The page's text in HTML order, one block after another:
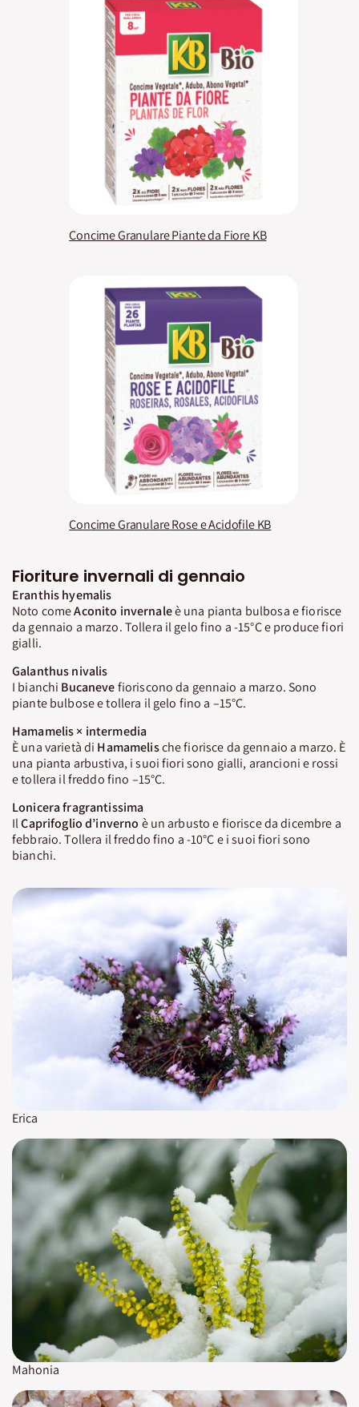
Concime Granulare Piante da Fiore KB
Concime Granulare Rose e Acidofile KB
Fioriture invernali di gennaio
Eranthis hyemalis
Noto comeAconito invernaleè una pianta bulbosa e fiorisce
da gennaio a marzo. Tollera il gelo fino a -15°C e produce fiori
gialli.
Galanthus nivalis
I bianchi Bucanevefioriscono da gennaio a marzo. Sono
piante bulbose e tollera il gelo fino a –15°C.
Hamamelis × intermedia
È una varietà di Hamamelische fiorisce da gennaio a marzo. È
una pianta arbustiva, i suoi fiori sono gialli, arancioni e rossi
e tollera il freddo fino –15°C.
Lonicera fragrantissima
IlCaprifoglio d’inverno è un arbusto e fiorisce da dicembre a
febbraio. Tollera il freddo fino a -10°C e i suoi fiori sono
bianchi.
Erica
Mahonia